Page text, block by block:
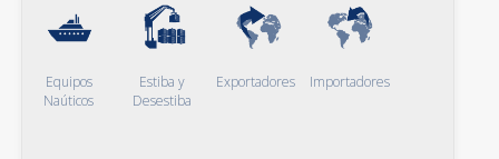
Equipos
Naúticos
Estiba y
Desestiba
Exportadores Importadores